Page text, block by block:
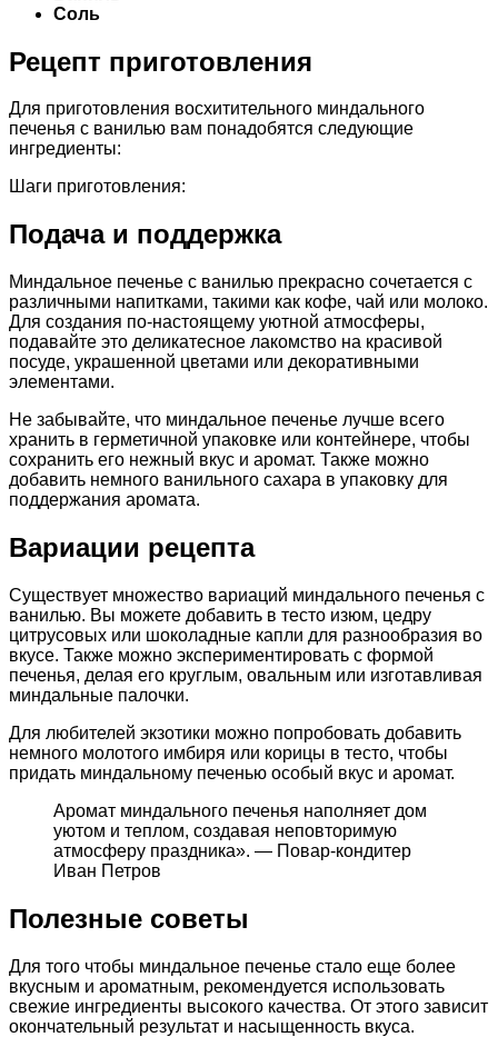
Соль
Рецепт приготовления
Для приготовления восхитительного миндального
печенья с ванилью вам понадобятся следующие
ингредиенты:
Шаги приготовления:
Подача и поддержка
Миндальное печенье с ванилью прекрасно сочетается с
различными напитками, такими как кофе, чай или молоко.
Для создания по-настоящему уютной атмосферы,
подавайте это деликатесное лакомство на красивой
посуде, украшенной цветами или декоративными
элементами.
Не забывайте, что миндальное печенье лучше всего
хранить в герметичной упаковке или контейнере, чтобы
сохранить его нежный вкус и аромат. Также можно
добавить немного ванильного сахара в упаковку для
поддержания аромата.
Вариации рецепта
Существует множество вариаций миндального печенья с
ванилью. Вы можете добавить в тесто изюм, цедру
цитрусовых или шоколадные капли для разнообразия во
вкусе. Также можно экспериментировать с формой
печенья, делая его круглым, овальным или изготавливая
миндальные палочки.
Для любителей экзотики можно попробовать добавить
немного молотого имбиря или корицы в тесто, чтобы
придать миндальному печенью особый вкус и аромат.
Аромат миндального печенья наполняет дом
уютом и теплом, создавая неповторимую
атмосферу праздника». — Повар-кондитер
Иван Петров
Полезные советы
Для того чтобы миндальное печенье стало еще более
вкусным и ароматным, рекомендуется использовать
свежие ингредиенты высокого качества. От этого зависит
окончательный результат и насыщенность вкуса.